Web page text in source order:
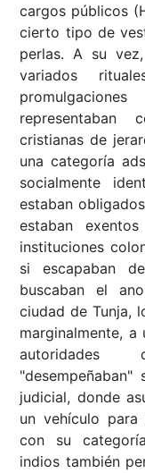
cargos públicos
cierto tipo de
perlas. A su
variados
representaban
cristianas de
una categoría
socialmente
estaban
estaban
instituciones
si escapaban
buscaban el
ciudad de Tunja,
marginalmente,
autoridades
judicial, donde
un vehículo para
con su
indios también